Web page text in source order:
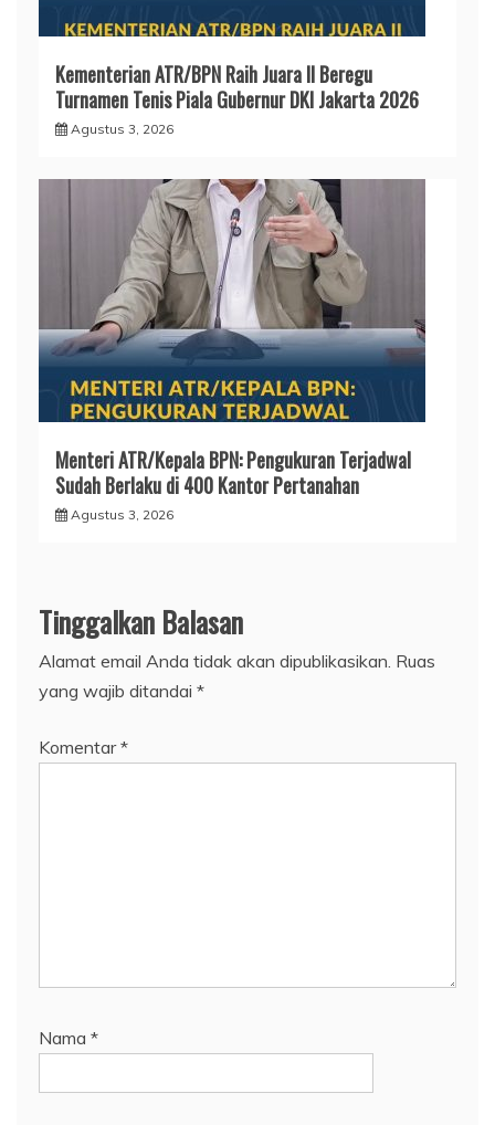
Kementerian ATR/BPN Raih Juara II Beregu
Turnamen Tenis Piala Gubernur DKI Jakarta 2026
Agustus 3, 2026
Menteri ATR/Kepala BPN: Pengukuran Terjadwal
Sudah Berlaku di 400 Kantor Pertanahan
Agustus 3, 2026
Tinggalkan Balasan
Alamat email Anda tidak akan dipublikasikan. Ruas
yang wajib ditandai *
Komentar*
Nama *